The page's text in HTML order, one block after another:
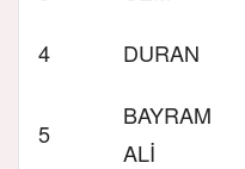
4
DURAN
5
BAYRAM
ALİ